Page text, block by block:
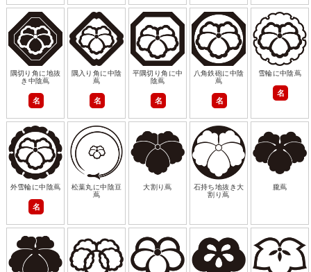
隅切り角に地抜
き中陰蔦
名
隅入り角に中陰
蔦
名
平隅切り角に中
陰蔦
名
八角鉄砲に中陰
蔦
名
雪輪に中陰蔦
名
外雪輪に中陰蔦
名
松葉丸に中陰豆
蔦
大割り蔦
石持ち地抜き大
割り蔦
朧蔦